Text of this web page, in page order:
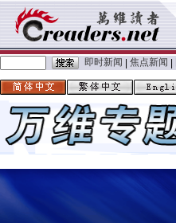
即时新闻 焦点新闻